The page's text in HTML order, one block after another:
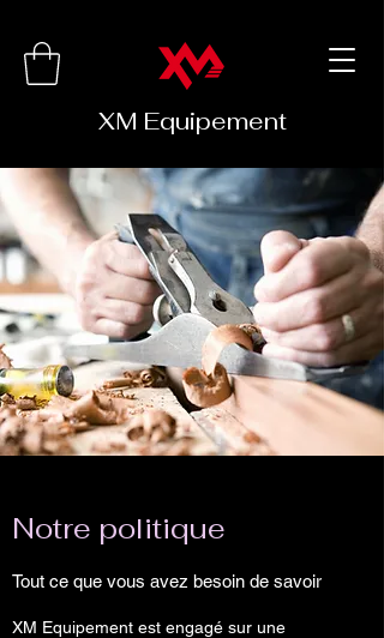
XM Equipement
Notre politique
Tout ce que vous avez besoin de savoir
XM Equipement est engagé sur une